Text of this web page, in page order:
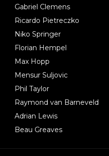
Gabriel Clemens
Ricardo Pietreczko
Niko Springer
Florian Hempel
Max Hopp
Mensur Suljovic
Phil Taylor
Raymond van Barneveld
Adrian Lewis
Beau Greaves